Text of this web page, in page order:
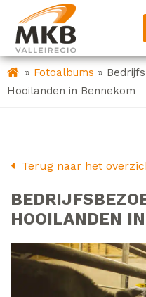
» Fotoalbums »
Hooilanden in Bennekom
Terug naar het
HOOILANDEN